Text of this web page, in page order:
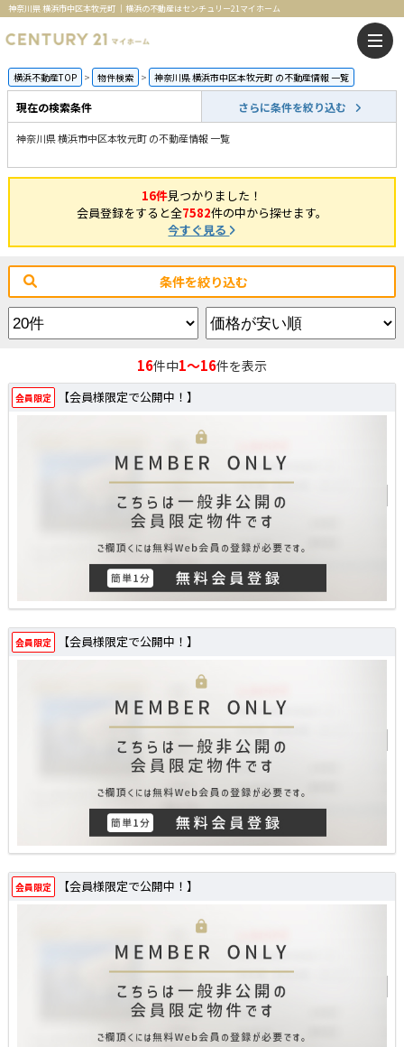
神奈川県 横浜市中区本牧元町 ｜横浜の不動産はセンチュリー21マイホーム
横浜不動産TOP 物件検索 神奈川県 横浜市中区本牧元町 の不動産情報 一覧
現在の検索条件 さらに条件を絞り込む
神奈川県 横浜市中区本牧元町 の不動産情報 一覧
16件見つかりました！
会員登録をすると全7582件の中から探せます。
今すぐ見る
条件を絞り込む
16件中1～16件を表示
会員限定 【会員様限定で公開中！】
会員限定 【会員様限定で公開中！】
会員限定 【会員様限定で公開中！】